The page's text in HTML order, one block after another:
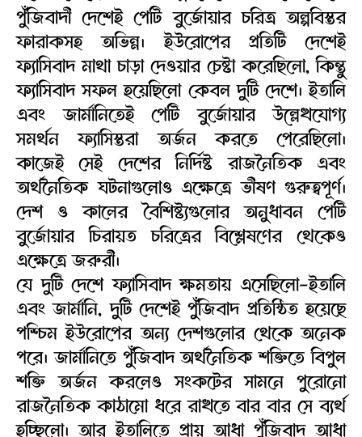
পুঁজিবাদী দেশেই পেটি বুর্জোয়ার চরিত্র অল্পবিস্তর
ফারাকসহ অভিন্ন। ইউরোপের প্রতিটি দেশেই
ফ্যাসিবাদ মাথা চাড়া দেওয়ার চেষ্টা করেছিলো, কিন্তু
ফ্যাসিবাদ সফল হয়েছিলো কেবল দুটি দেশে। ইতালি
এবং জার্মানিতেই পেটি বুর্জোয়ার উল্লেখযোগ্য
সমর্থন ফ্যাসিস্তরা অর্জন করতে পেরেছিলো।
কাজেই সেই দেশের নির্দিষ্ট রাজনৈতিক এবং
অর্থনৈতিক ঘটনাগুলোও এক্ষেত্রে ভীষণ গুরুত্বপূর্ণ।
দেশ ও কালের বৈশিষ্ট্যগুলোর অনুধাবন পেটি
বুর্জোয়ার চিরায়ত চরিত্রের বিশ্লেষণের থেকেও
এক্ষেত্রে জরুরী।
যে দুটি দেশে ফ্যাসিবাদ ক্ষমতায় এসেছিলো-ইতালি
এবং জার্মানি, দুটি দেশেই পুঁজিবাদ প্রতিষ্ঠিত হয়েছে
পশ্চিম ইউরোপের অন্য দেশগুলোর থেকে অনেক
পরে। জার্মানিতে পুঁজিবাদ অর্থনৈতিক শক্তিতে বিপুল
শক্তি অর্জন করলেও সংকটের সামনে পুরোনো
রাজনৈতিক কাঠামো ধরে রাখতে বার বার সে ব্যর্থ
হচ্ছিলো। আর ইতালিতে প্রায় আধা পুঁজিবাদ আধা